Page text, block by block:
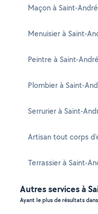
Maçon à Saint-
Menuisier à Saint-
Peintre à Saint-
Plombier à Saint-
Serrurier à Saint-
Artisan tout corps
Terrassier à Saint-
Autres services à
Ayant le plus de résultats